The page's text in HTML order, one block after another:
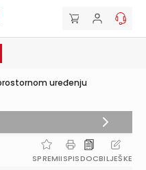
uređenju
SPREMIISPISDOCBILJEŠKE